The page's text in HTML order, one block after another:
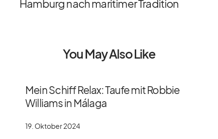
Hamburg nach maritimer Tradition
You May Also Like
Mein Schiff Relax: Taufe mit Robbie
Williams in Málaga
19. Oktober 2024